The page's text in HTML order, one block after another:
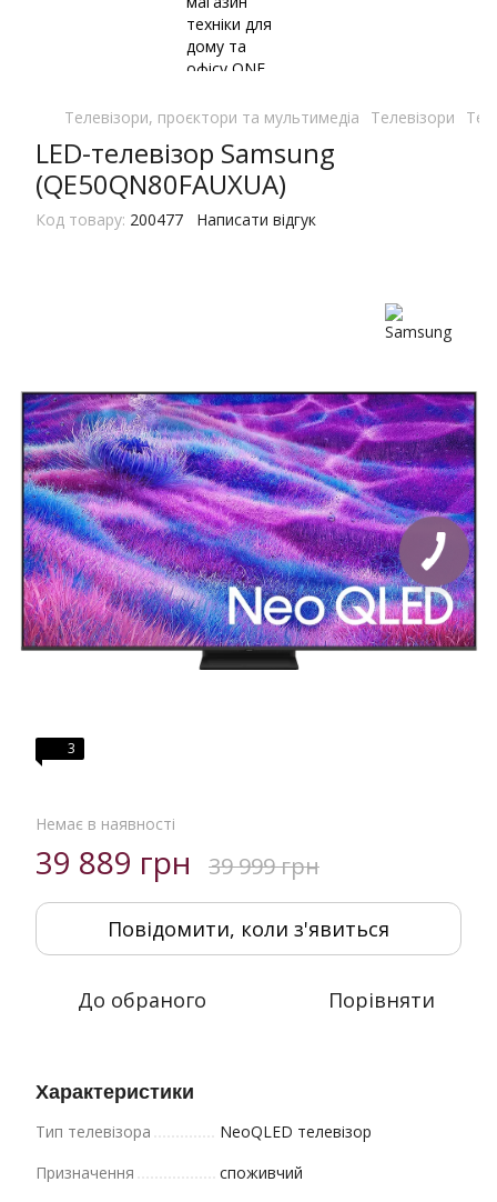
Телевізори, проєктори та мультимедіа Телевізори
LED-телевізор Samsung
(QE50QN80FAUXUA)
Код товару: 200477 Написати відгук
3
Немає в наявності
39 889 грн 39 999 грн
Повідомити, коли з'явиться
До обраного Порівняти
Характеристики
Тип телевізора
NeoQLED телевізор
Призначення
споживчий